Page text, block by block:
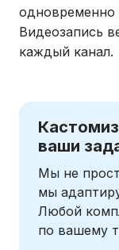
одновременно
Видеозапись
каждый канал.
ваши
Мы не
мы
Любой
по вашему